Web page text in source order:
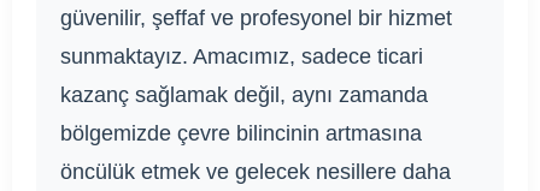
güvenilir, şeffaf ve profesyonel bir hizmet
sunmaktayız. Amacımız, sadece ticari
kazanç sağlamak değil, aynı zamanda
bölgemizde çevre bilincinin artmasına
öncülük etmek ve gelecek nesillere daha